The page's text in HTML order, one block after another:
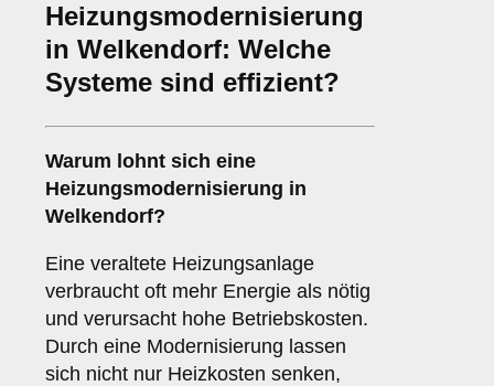
Heizungsmodernisierung
in Welkendorf: Welche
Systeme sind effizient?
Warum lohnt sich eine
Heizungsmodernisierung in
Welkendorf?
Eine veraltete Heizungsanlage
verbraucht oft mehr Energie als nötig
und verursacht hohe Betriebskosten.
Durch eine Modernisierung lassen
sich nicht nur Heizkosten senken,